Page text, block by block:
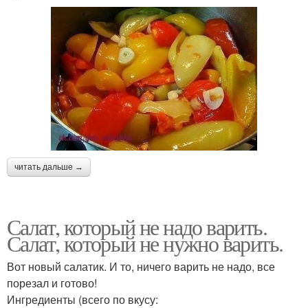
читать дальше →
Салат, который не надо варить.
Салат, который не нужно варить.
Вот новый салатик. И то, ничего варить не надо, все
порезал и готово!
Ингредиенты (всего по вкусу: